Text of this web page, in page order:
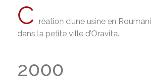
C réation d’une usine en
dans la petite ville d’Oravita.
2000